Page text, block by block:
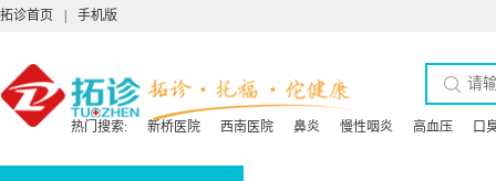
拓诊首页 手机版
热门搜索: 新桥医院 西南医院 鼻炎 慢性咽炎 高血压 口